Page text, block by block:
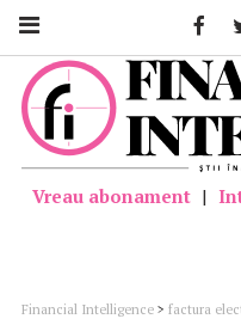
Vreau abonament |
Financial Intelligence > factura